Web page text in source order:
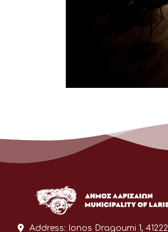
Address: Ionos Dragoumi 1, 41222